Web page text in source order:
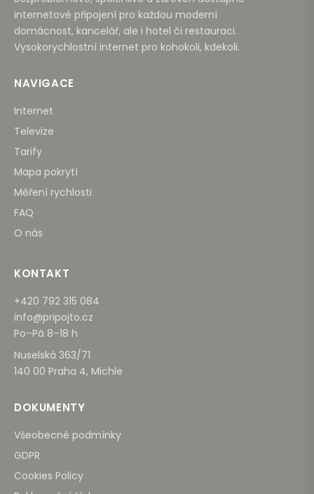
internetové připojení pro každou moderní
domácnost, kancelář, ale i hotel či restauraci.
Vysokorychlostní internet pro kohokoli, kdekoli.
NAVIGACE
Internet
Televize
Tarify
Mapa pokrytí
Měření rychlosti
FAQ
O nás
KONTAKT
+420 792 315 084
info@pripojto.cz
Po–Pá 8–18 h
Nuselská 363/71
140 00 Praha 4, Michle
DOKUMENTY
Všeobecné podmínky
GDPR
Cookies Policy